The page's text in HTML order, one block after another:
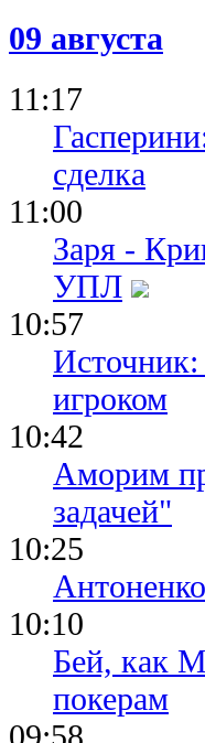
09 августа
11:17
сделка
11:00
Заря -
УПЛ
10:57
игроком
10:42
Аморим
задачей"
10:25
10:10
Бей, как
покерам
09:58